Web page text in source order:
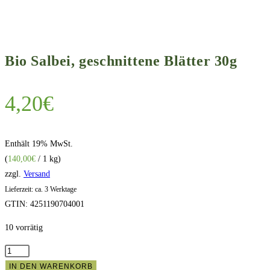
Bio Salbei, geschnittene Blätter 30g
4,20€
Enthält 19% MwSt.
(140,00€ / 1 kg)
zzgl. Versand
Lieferzeit: ca. 3 Werktage
GTIN: 4251190704001
10 vorrätig
Bio
Salbei,
IN DEN WARENKORB